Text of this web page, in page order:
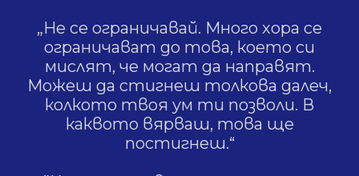
„Не се ограничавай. Много хора се
ограничават до това, което си
мислят, че могат да направят.
Можеш да стигнеш толкова далеч,
колкото твоя ум ти позволи. В
каквото вярваш, това ще
постигнеш.“